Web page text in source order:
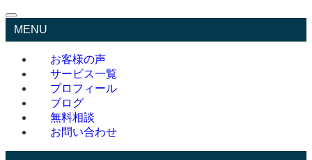
MENU
お客様の声
サービス一覧
プロフィール
ブログ
無料相談
お問い合わせ